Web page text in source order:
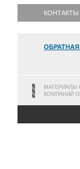
КОНТАКТЫ
МАТЕРИАЛЫ
КОМПАНИЙ